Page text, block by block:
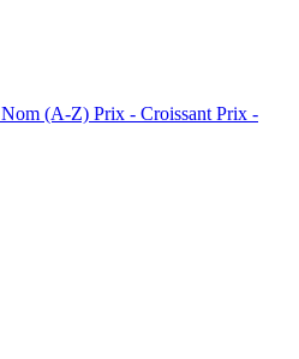
Nom (A-Z) Prix - Croissant Prix -